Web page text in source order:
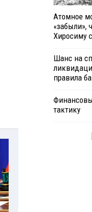
Атомное
«забыли»,
Хиросиму
Шанс на
правила
тактику